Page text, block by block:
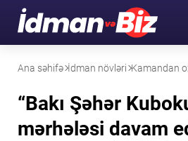
Ana səhifə İdman növləri Kamandan
“Bakı Şəhər
mərhələsi davam